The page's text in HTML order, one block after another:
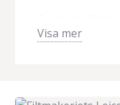
grunden till
Visa mer